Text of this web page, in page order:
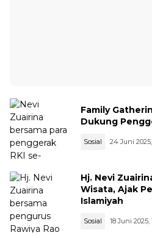
Family
Dukung
Sosial 24 Juni
Hj. Nevi
Wisata, Ajak
Islamiyah
Sosial 18 Juni 2025,